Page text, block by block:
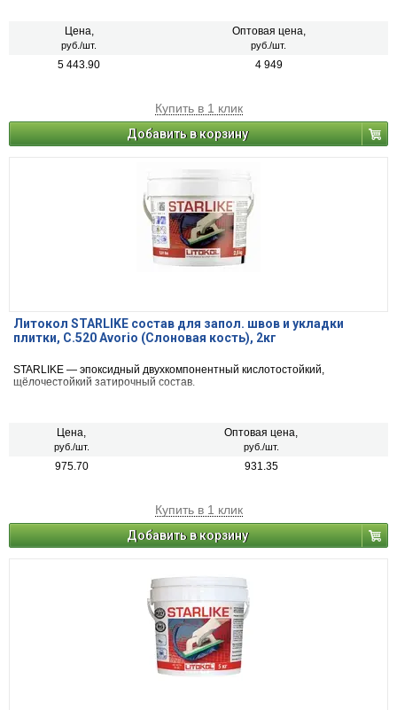
Цена,
руб./шт.
Оптовая цена,
руб./шт.
5 443.90 4 949
Купить в 1 клик
Добавить в корзину
Литокол STARLIKE состав для запол. швов и укладки
плитки, С.520 Avorio (Слоновая кость), 2кг
STARLIKE — эпоксидный двухкомпонентный кислотостойкий,
щёлочестойкий затирочный состав.
Цена,
руб./шт.
Оптовая цена,
руб./шт.
975.70 931.35
Купить в 1 клик
Добавить в корзину